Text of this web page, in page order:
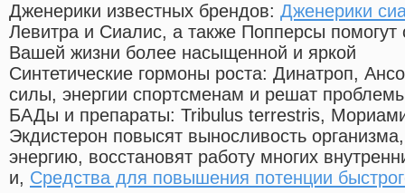
Дженерики известных брендов: Дженерики
Левитра и Сиалис, а также Попперсы помогут
Вашей жизни более насыщенной и яркой
Синтетические гормоны роста: Динатроп,
силы, энергии спортсменам и решат
БАДы и препараты: Tribulus terrestris,
Экдистерон повысят выносливость
энергию, восстановят работу многих
и, Средства для повышения потенции